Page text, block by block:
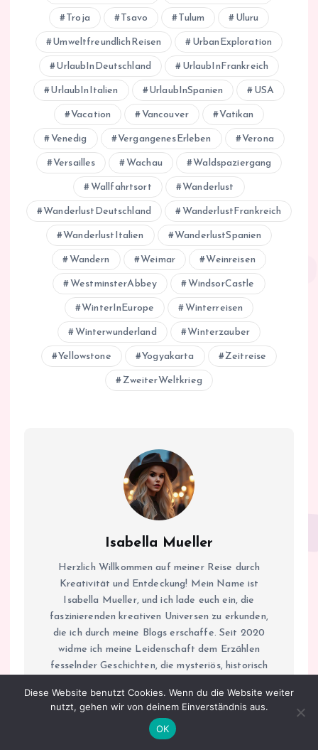
Troja Tsavo Tulum Uluru
UmweltfreundlichReisen UrbanExploration
UrlaubInDeutschland UrlaubInFrankreich
UrlaubInItalien UrlaubInSpanien USA
Vacation Vancouver Vatikan
Venedig VergangenesErleben Verona
Versailles Wachau Waldspaziergang
Wallfahrtsort Wanderlust
WanderlustDeutschland WanderlustFrankreich
WanderlustItalien WanderlustSpanien
Wandern Weimar Weinreisen
WestminsterAbbey WindsorCastle
WinterInEurope Winterreisen
Winterwunderland Winterzauber
Yellowstone Yogyakarta Zeitreise
ZweiterWeltkrieg
Isabella Mueller
Herzlich Willkommen auf meiner Reise durch
Kreativität und Entdeckung! Mein Name ist
Isabella Mueller, und ich lade euch ein, die
faszinierenden kreativen Universen zu erkunden,
die ich durch meine Blogs erschaffe. Seit 2020
widme ich meine Leidenschaft dem Erzählen
fesselnder Geschichten, die mysteriös, historisch
unterhalten, sondern auch zum Nachdenken
anzuregen und den Entdeckergeist in jedem von
uns zu wecken. Auf isabellas.blog kombiniere ich
Diese Website benutzt Cookies. Wenn du die Website weiter
nutzt, gehen wir von deinem Einverständnis aus.
OK